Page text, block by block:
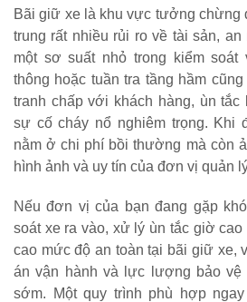
Bãi giữ xe là khu vực tưởng chừng
trung rất nhiều rủi ro về tài sản,
một sơ suất nhỏ trong kiểm
thông hoặc tuần tra tầng hầm
tranh chấp với khách hàng, ùn tắc
sự cố cháy nổ nghiêm trọng. Khi
nằm ở chi phí bồi thường mà còn
hình ảnh và uy tín của đơn vị quản
Nếu đơn vị của bạn đang gặp
soát xe ra vào, xử lý ùn tắc giờ cao
cao mức độ an toàn tại bãi giữ xe,
án vận hành và lực lượng bảo vệ
sớm. Một quy trình phù hợp